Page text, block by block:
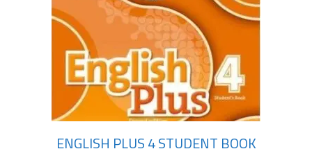
ENGLISH PLUS 4 STUDENT BOOK